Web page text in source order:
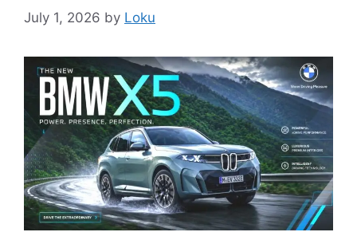
July 1, 2026 by Loku